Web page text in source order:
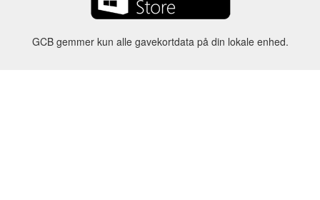
GCB gemmer kun alle gavekortdata på din lokale enhed.